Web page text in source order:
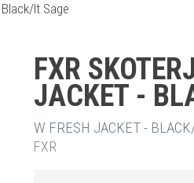
lt Sage
FXR
JACKET -
W FRESH JACKET -
FXR